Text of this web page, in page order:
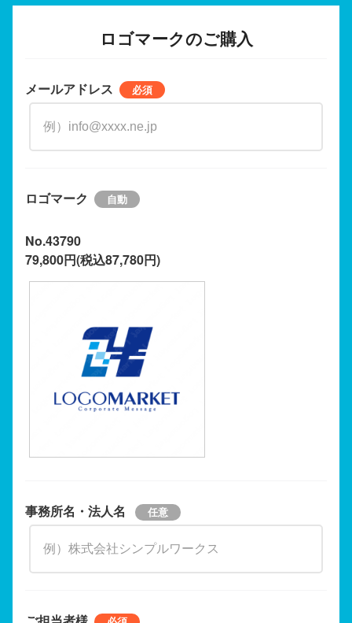
ロゴマークのご購入
メールアドレス
ロゴマーク
No.43790
79,800円(税込87,780円)
事務所名・法人名